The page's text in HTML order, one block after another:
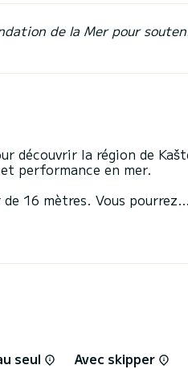
de la Mer pour
découvrir la région de
performance en mer.
16 mètres. Vous pourrez
de bain .
pas SamBoat. Vous
seul
Avec skipper